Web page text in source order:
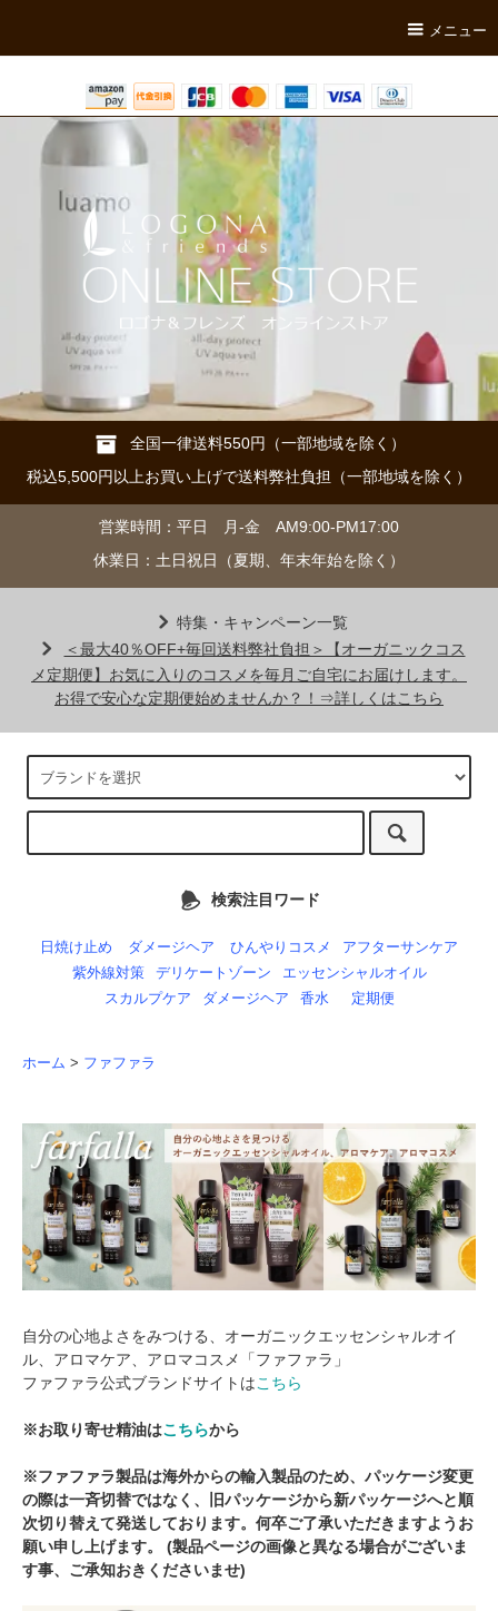
メニュー
全国一律送料550円（一部地域を除く）
税込5,500円以上お買い上げで送料弊社負担（一部地域を除く）
営業時間：平日 月-金 AM9:00-PM17:00
休業日：土日祝日（夏期、年末年始を除く）
特集・キャンペーン一覧
＜最大40％OFF+毎回送料弊社負担＞【オーガニックコス
メ定期便】お気に入りのコスメを毎月ご自宅にお届けします。
お得で安心な定期便始めませんか？！⇒詳しくはこちら
検索注目ワード
日焼け止め ダメージヘア ひんやりコスメ
アフターサンケア
紫外線対策
デリケートゾーン
エッセンシャルオイル
スカルプケア
ダメージヘア 香水 定期便
ホーム > ファファラ
自分の心地よさをみつける、オーガニックエッセンシャルオイ
ル、アロマケア、アロマコスメ「ファファラ」
ファファラ公式ブランドサイトはこちら
※お取り寄せ精油はこちらから
※ファファラ製品は海外からの輸入製品のため、パッケージ変更
の際は一斉切替ではなく、旧パッケージから新パッケージへと順
次切り替えて発送しております。何卒ご了承いただきますようお
願い申し上げます。 (製品ページの画像と異なる場合がございま
す事、ご承知おきくださいませ)